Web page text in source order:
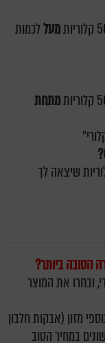
מעללכמות
מתחת
שיצאה לך
הטובה ביותר?
ובחרו את המוצר
מזון (אבקות חלבון
במחיר הטוב